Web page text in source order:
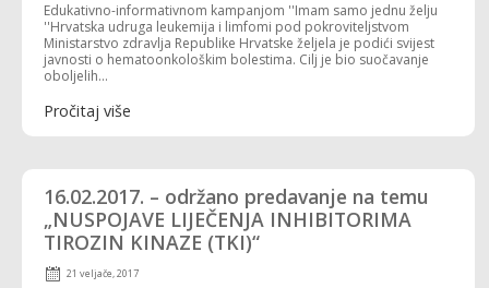
Edukativno-informativnom kampanjom ''Imam samo jednu želju
''Hrvatska udruga leukemija i limfomi pod pokroviteljstvom
Ministarstvo zdravlja Republike Hrvatske željela je podići svijest
javnosti o hematoonkološkim bolestima. Cilj je bio suočavanje
oboljelih...
Pročitaj više
16.02.2017. – održano predavanje na temu
„NUSPOJAVE LIJEČENJA INHIBITORIMA
TIROZIN KINAZE (TKI)“
21 veljače, 2017